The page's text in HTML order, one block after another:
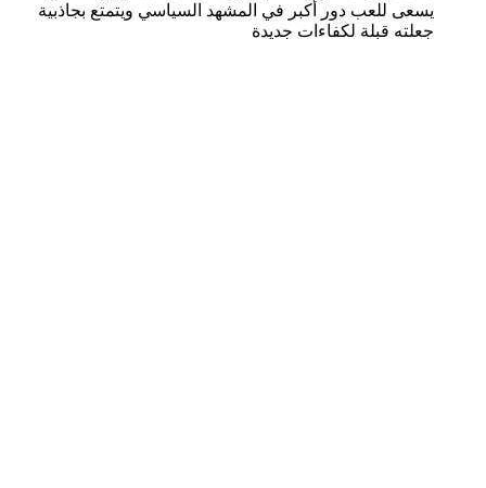
يسعى للعب دور أكبر في المشهد السياسي ويتمتع بجاذبية
جعلته قبلة لكفاءات جديدة